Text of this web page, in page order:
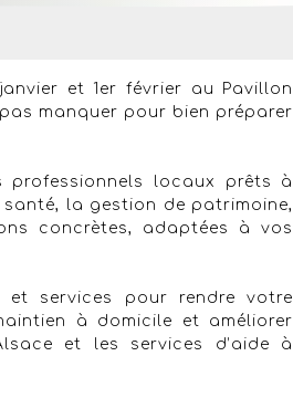
et 1er février au Pavillon
manquer pour bien préparer
professionnels locaux prêts à
la gestion de patrimoine,
concrètes, adaptées à vos
et services pour rendre votre
à domicile et améliorer
et les services d’aide à